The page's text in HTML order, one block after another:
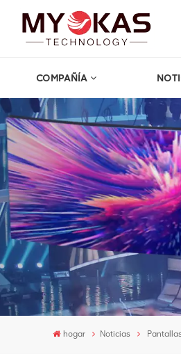
COMPAÑÍA
hogar Noticias